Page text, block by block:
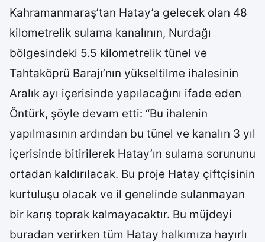
Kahramanmaraş’tan Hatay’a gelecek olan 48
kilometrelik sulama kanalının, Nurdağı
bölgesindeki 5.5 kilometrelik tünel ve
Tahtaköprü Barajı’nın yükseltilme ihalesinin
Aralık ayı içerisinde yapılacağını ifade eden
Öntürk, şöyle devam etti: “Bu ihalenin
yapılmasının ardından bu tünel ve kanalın 3 yıl
içerisinde bitirilerek Hatay’ın sulama sorununu
ortadan kaldırılacak. Bu proje Hatay çiftçisinin
kurtuluşu olacak ve il genelinde sulanmayan
bir karış toprak kalmayacaktır. Bu müjdeyi
buradan verirken tüm Hatay halkımıza hayırlı